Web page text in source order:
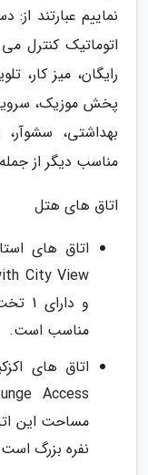
نماییم عبارتند
اتوماتیک کنترل
رایگان، میز کار،
پخش موزیک،
بهداشتی،
مناسب دیگر از
اتاق های هتل
مناسب است.
نفره بزرگ است و